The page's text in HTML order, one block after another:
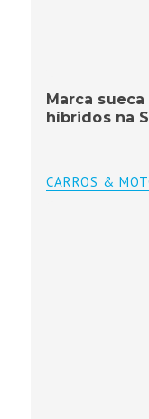
Marca
híbridos na
CARROS &